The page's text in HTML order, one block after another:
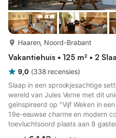
Haaren, Noord-Brabant
Vakantiehuis • 125 m² • 2
9,0 (338 recensies)
Slaap in een sprookjesachtige
wereld van Jules Verne met dit
geïnspireerd op "Vijf Weken in
19e-eeuwse charme en modern
toevluchtsoord plaats aan 8